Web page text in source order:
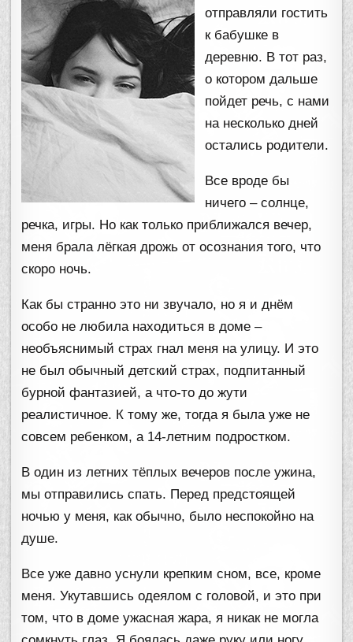
отправляли гостить
к бабушке в
деревню. В тот раз,
о котором дальше
пойдет речь, с нами
на несколько дней
остались родители.
Все вроде бы
ничего – солнце,
речка, игры. Но как только приближался вечер,
меня брала лёгкая дрожь от осознания того, что
скоро ночь.
Как бы странно это ни звучало, но я и днём
особо не любила находиться в доме –
необъяснимый страх гнал меня на улицу. И это
не был обычный детский страх, подпитанный
бурной фантазией, а что-то до жути
реалистичное. К тому же, тогда я была уже не
совсем ребенком, а 14-летним подростком.
В один из летних тёплых вечеров после ужина,
мы отправились спать. Перед предстоящей
ночью у меня, как обычно, было неспокойно на
душе.
Все уже давно уснули крепким сном, все, кроме
меня. Укутавшись одеялом с головой, и это при
том, что в доме ужасная жара, я никак не могла